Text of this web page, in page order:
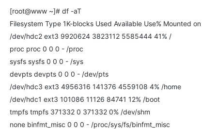
[root@www ~]# df -aT
Filesystem Type 1K-blocks Used Available Use% Mounted on
/dev/hdc2 ext3 9920624 3823112 5585444 41% /
proc proc 0 0 0 - /proc
sysfs sysfs 0 0 0 - /sys
devpts devpts 0 0 0 - /dev/pts
/dev/hdc3 ext3 4956316 141376 4559108 4% /home
/dev/hdc1 ext3 101086 11126 84741 12% /boot
tmpfs tmpfs 371332 0 371332 0% /dev/shm
none binfmt_misc 0 0 0 - /proc/sys/fs/binfmt_misc